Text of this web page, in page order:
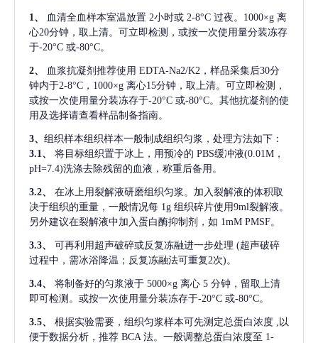
1、 血清全血样本室温放置 2小时或 2-8°C 过夜。1000×g 离
心20分钟，取上清。可立即检测，或按一次使用量分装冻存
于-20°C 或-80°C。
2、 血浆抗凝剂推荐使用 EDTA-Na2/K2，样品采集后30分
钟内于2-8°C，1000×g 离心15分钟，取上清。可立即检测，
或按一次使用量分装冻存于-20°C 或-80°C。其他抗凝剂的使
用及选择请查看样品制备指南。
3、 组织样本组织样本一般制成组织匀浆，处理方法如下：
3.1、
将目标组织置于冰上，用预冷的 PBS缓冲液(0.01M，
pH=7.4)洗涤去除残留的血液，称重后备用。
3.2、
在冰上用裂解液研磨组织匀浆。加入裂解液的体积取
决于组织的重量，一般情况每 1g 组织碎片使用9ml裂解液。
另外建议在裂解液中加入蛋白酶抑制剂，如 1mM PMSF。
3.3、 可再利用超声破碎或反复冻融进一步处理 (超声破碎
过程中，需冰浴降温；反复冻融法可重复2次)。
3.4、 将制备好的匀浆液于 5000×g 离心 5 分钟，留取上清
即可检测。或按一次使用量分装冻存于-20°C 或-80°C。
3.5、 根据实验需要，组织匀浆样本可先测定总蛋白浓度 ,以
便于数据分析，推荐 BCA 法。一般调整总蛋白浓度至 1-